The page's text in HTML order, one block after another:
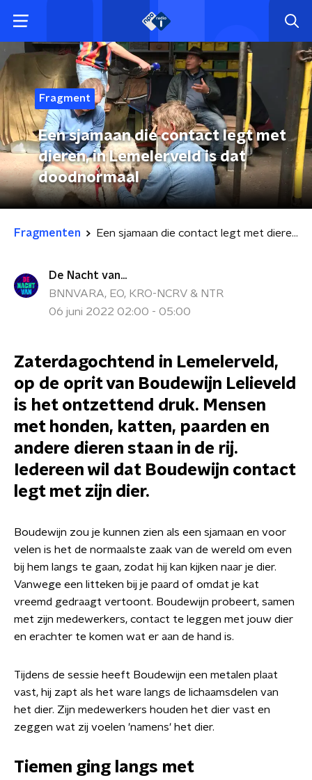
Fragment
Een sjamaan die contact legt met
dieren, in Lemelerveld is dat
doodnormaal
Fragmenten Een sjamaan die contact legt met dieren, in Lemelerveld is dat doodnormaal
De Nacht van...
BNNVARA, EO, KRO-NCRV & NTR
06 juni 2022 02:00 - 05:00
Zaterdagochtend in Lemelerveld,
op de oprit van Boudewijn Lelieveld
is het ontzettend druk. Mensen
met honden, katten, paarden en
andere dieren staan in de rij.
Iedereen wil dat Boudewijn contact
legt met zijn dier.
Boudewijn zou je kunnen zien als een sjamaan en voor
velen is het de normaalste zaak van de wereld om even
bij hem langs te gaan, zodat hij kan kijken naar je dier.
Vanwege een litteken bij je paard of omdat je kat
vreemd gedraagt vertoont. Boudewijn probeert, samen
met zijn medewerkers, contact te leggen met jouw dier
en erachter te komen wat er aan de hand is.
Tijdens de sessie heeft Boudewijn een metalen plaat
vast, hij zapt als het ware langs de lichaamsdelen van
het dier. Zijn medewerkers houden het dier vast en
zeggen wat zij voelen 'namens' het dier.
Tiemen ging langs met